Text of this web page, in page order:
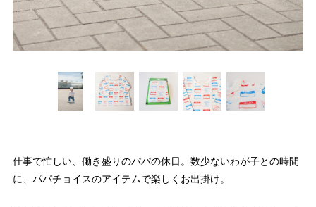
仕事で忙しい、働き盛りのパパの休日。数少ないわが子との時間
に、パパチョイスのアイテムで楽しくお出掛け。